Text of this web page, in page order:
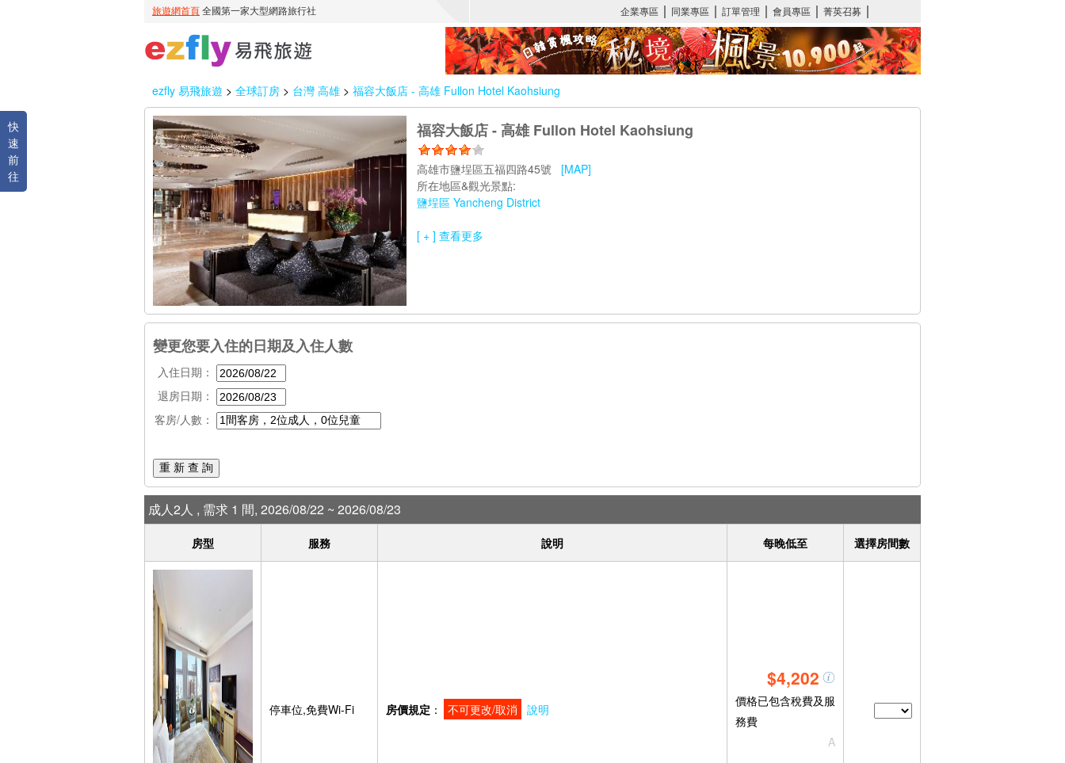
ezfly 易飛旅遊 > 全球訂房 > 台灣 高雄 > 福容大飯店 - 高雄 Fullon Hotel Kaohsiung
快
速
前
往
福容大飯店 - 高雄 Fullon Hotel Kaohsiung
高雄市鹽埕區五福四路45號 [MAP]
所在地區&觀光景點:
鹽埕區 Yancheng District
[ + ] 查看更多
變更您要入住的日期及入住人數
入住日期：
退房日期：
客房/人數：
重 新 查 詢
成人2人 , 需求 1 間, 2026/08/22 ~ 2026/08/23
房型 服務 說明 每晚低至 選擇房間數
停車位,免費Wi-Fi 房價規定 ： 不可更改/取消 說明
$4,202
價格已包含稅費及服
務費
A